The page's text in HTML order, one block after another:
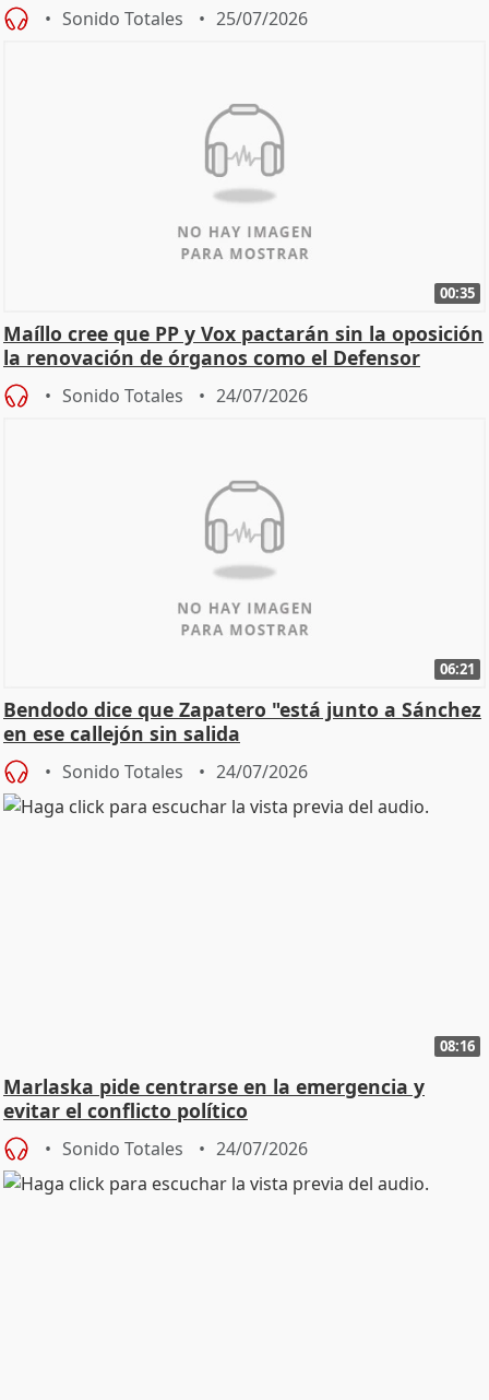
Sonido Totales 25/07/2026
00:35
Maíllo cree que PP y Vox pactarán sin la oposición
la renovación de órganos como el Defensor
Sonido Totales 24/07/2026
06:21
Bendodo dice que Zapatero "está junto a Sánchez
en ese callejón sin salida
Sonido Totales 24/07/2026
08:16
Marlaska pide centrarse en la emergencia y
evitar el conflicto político
Sonido Totales 24/07/2026